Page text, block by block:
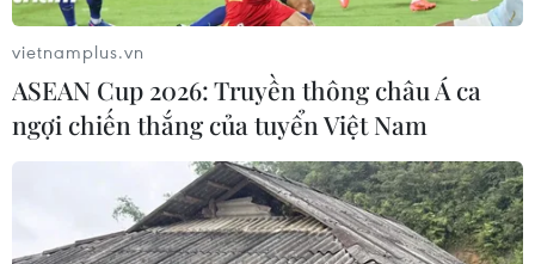
vietnamplus.vn
ASEAN Cup 2026: Truyền thông châu Á ca
ngợi chiến thắng của tuyển Việt Nam